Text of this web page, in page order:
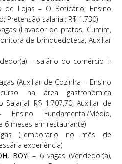
de Lojas – O Boticário; Ensino
Pretensão salarial: R$ 1.730)
(Lavador de pratos, Cumim,
de brinquedoteca, Auxiliar
– salário do comércio +
(Auxiliar de Cozinha – Ensino
na área gastronômica
Salarial: R$ 1.707,70; Auxiliar de
Fundamental/Médio,
6 meses em restaurante)
(Temporário no mês de
experiência)
BOY! – 6 vagas (Vendedor(a),